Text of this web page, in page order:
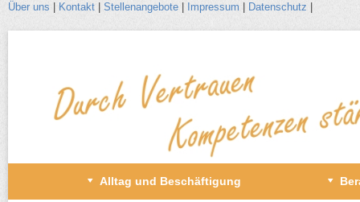
Über uns Kontakt Stellenangebote Impressum Datenschutz
Alltag und Beschäftigung